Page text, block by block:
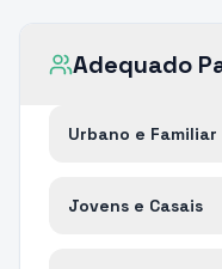
Adequado
Urbano e Familiar
Jovens e Casais